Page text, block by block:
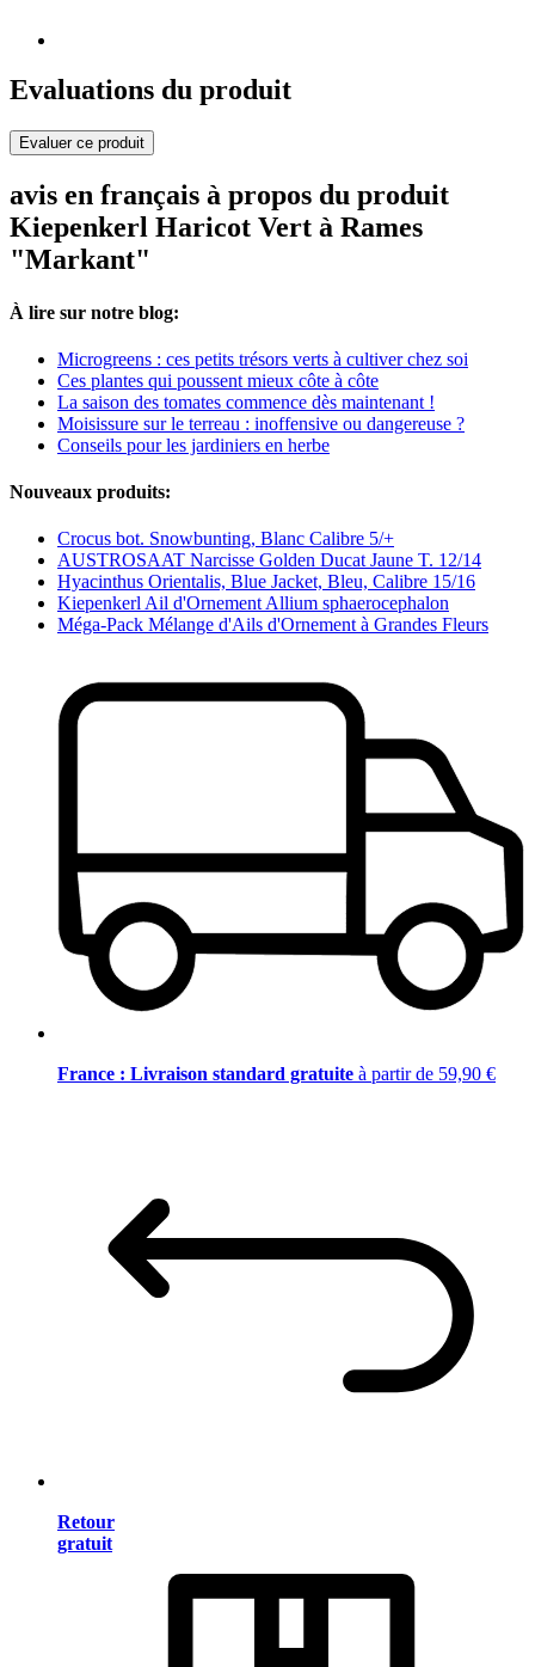
Evaluations du produit
Evaluer ce produit
avis en français à propos du produit
Kiepenkerl Haricot Vert à Rames
"Markant"
À lire sur notre blog:
Microgreens : ces petits trésors verts à cultiver chez soi
Ces plantes qui poussent mieux côte à côte
La saison des tomates commence dès maintenant !
Moisissure sur le terreau : inoffensive ou dangereuse ?
Conseils pour les jardiniers en herbe
Nouveaux produits:
Crocus bot. Snowbunting, Blanc Calibre 5/+
AUSTROSAAT Narcisse Golden Ducat Jaune T. 12/14
Hyacinthus Orientalis, Blue Jacket, Bleu, Calibre 15/16
Kiepenkerl Ail d'Ornement Allium sphaerocephalon
Méga-Pack Mélange d'Ails d'Ornement à Grandes Fleurs
France : Livraison standard gratuite à partir de 59,90 €
Retour
gratuit